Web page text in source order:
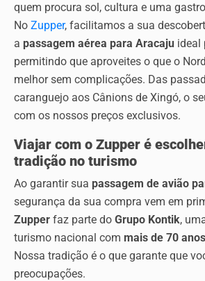
quem procura sol, cultura e uma
No Zupper, facilitamos a sua
a passagem aérea para Aracaju ideal
permitindo que aproveites o que o
melhor sem complicações. Das
caranguejo aos Cânions de Xingó, o
com os nossos preços exclusivos.
Viajar com o Zupper é
tradição no turismo
Ao garantir sua passagem de avião
segurança da sua compra vem em
Zupper faz parte do Grupo Kontik,
turismo nacional com mais de 70
Nossa tradição é o que garante que
preocupações.